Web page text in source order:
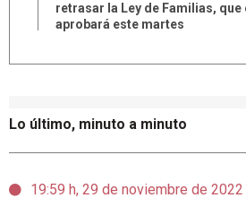
Lo último, minuto a minuto
19:59 h, 29 de noviembre de 2022
retrasar la Ley de Familias, que
aprobará este martes